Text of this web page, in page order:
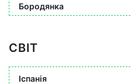
Бородянка
СВІТ
Іспанія